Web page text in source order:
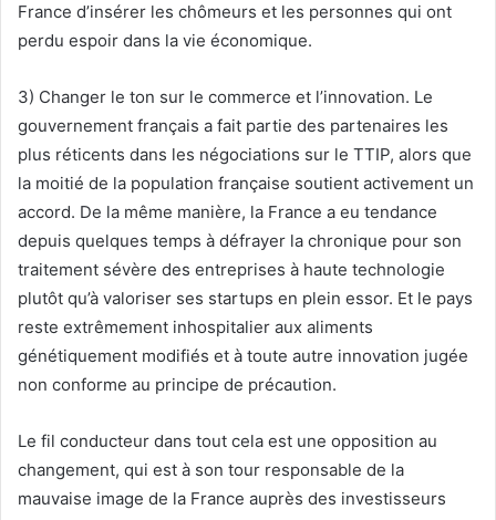
France d’insérer les chômeurs et les personnes qui ont
perdu espoir dans la vie économique.
3) Changer le ton sur le commerce et l’innovation. Le
gouvernement français a fait partie des partenaires les
plus réticents dans les négociations sur le TTIP, alors que
la moitié de la population française soutient activement un
accord. De la même manière, la France a eu tendance
depuis quelques temps à défrayer la chronique pour son
traitement sévère des entreprises à haute technologie
plutôt qu’à valoriser ses startups en plein essor. Et le pays
reste extrêmement inhospitalier aux aliments
génétiquement modifiés et à toute autre innovation jugée
non conforme au principe de précaution.
Le fil conducteur dans tout cela est une opposition au
changement, qui est à son tour responsable de la
mauvaise image de la France auprès des investisseurs